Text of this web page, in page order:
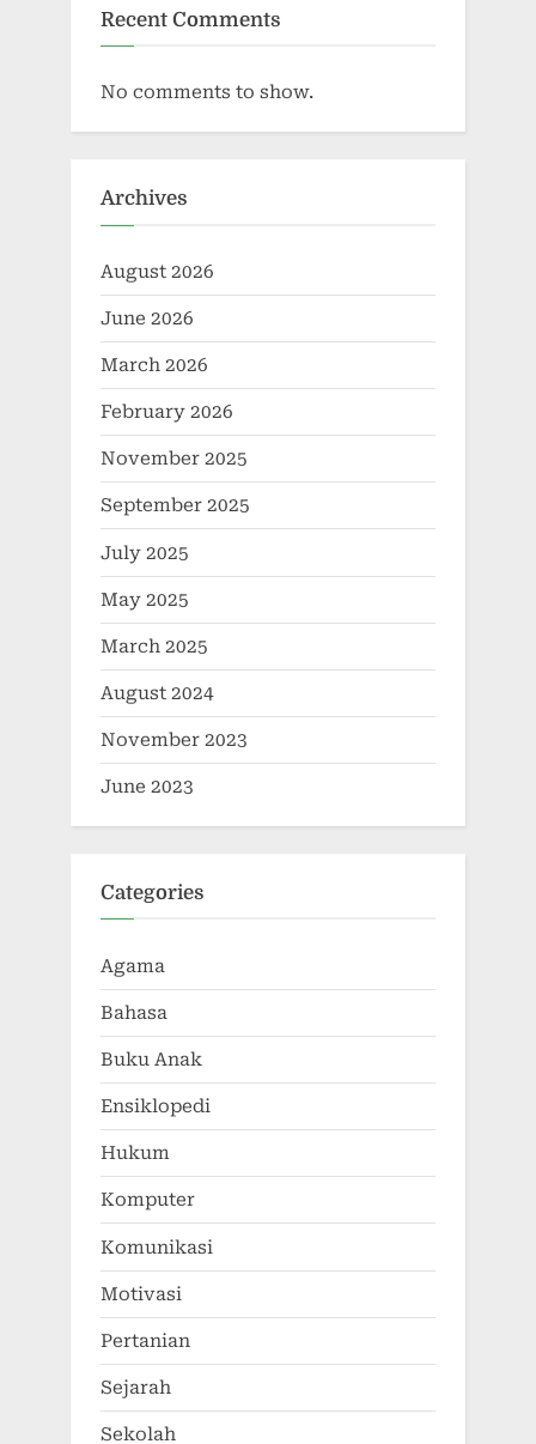
Recent Comments
No comments to show.
Archives
August 2026
June 2026
March 2026
February 2026
November 2025
September 2025
July 2025
May 2025
March 2025
August 2024
November 2023
June 2023
Categories
Agama
Bahasa
Buku Anak
Ensiklopedi
Hukum
Komputer
Komunikasi
Motivasi
Pertanian
Sejarah
Sekolah